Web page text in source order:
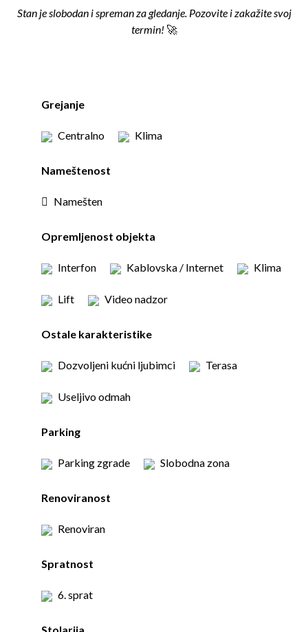
Stan je slobodan i spreman za gledanje. Pozovite i zakažite svoj
termin! 🚀
Grejanje
Centralno Klima
Nameštenost
Namešten
Opremljenost objekta
Interfon Kablovska / Internet Klima
Lift Video nadzor
Ostale karakteristike
Dozvoljeni kućni ljubimci Terasa
Useljivo odmah
Parking
Parking zgrade Slobodna zona
Renoviranost
Renoviran
Spratnost
6. sprat